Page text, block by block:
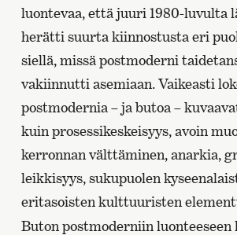
luontevaa, että juuri 1980-luvulta
herätti suurta kiinnostusta eri
siellä, missä postmoderni
vakiinnutti asemiaan. Vaikeasti
postmodernia – ja butoa –
kuin prosessikeskeisyys, avoin
kerronnan välttäminen, anarkia,
leikkisyys, sukupuolen
eritasoisten kulttuuristen
Buton postmoderniin luonteeseen